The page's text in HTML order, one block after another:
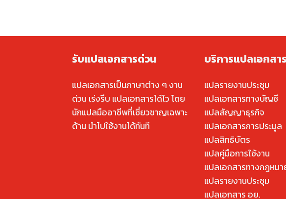
รับแปลเอกสารด่วน
แปลเอกสารเป็นภาษาต่าง ๆ งาน
ด่วน เร่งรีบ แปลเอกสารได้ไว โดย
นักแปลมืออาชีพที่เชี่ยวชาญเฉพาะ
ด้าน นำไปใช้งานได้ทันที
บริการแปลเอกสาร
แปลรายงานประชุม
แปลเอกสารทางบัญชี
แปลสัญญาธุรกิจ
แปลเอกสารการประมูล
แปลสิทธิบัตร
แปลคู่มือการใช้งาน
แปลเอกสารทางกฎหมา
แปลรายงานประชุม
แปลเอกสาร อย.